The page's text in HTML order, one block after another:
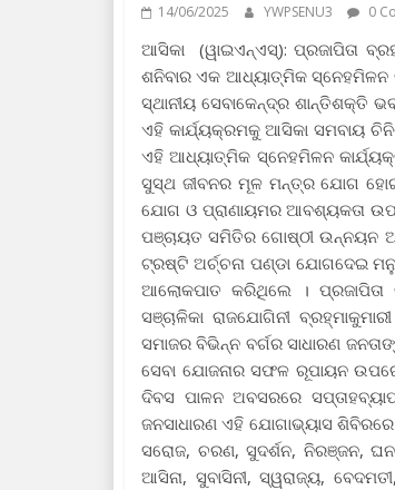
14/06/2025 YWPSENU3 0
ଆସିକା (ୱାଇଏନ୍‍ଏସ୍‍): ପ୍ରଜାପିତା
ଶନିବାର ଏକ ଆଧ୍ୟାତ୍ମିକ ସ୍ନେହମିଳନ
ସ୍ଥାନୀୟ ସେବାକେନ୍ଦ୍ର ଶାନ୍ତିଶକ୍ତି
ଏହି କାର୍ଯ୍ୟକ୍ରମକୁ ଆସିକା ସମବାୟ
ଏହି ଆଧ୍ୟାତ୍ମିକ ସ୍ନେହମିଳନ
ସୁସ୍ଥ ଜୀବନର ମୂଳ ମନ୍ତ୍ର ଯୋଗ
ଯୋଗ ଓ ପ୍ରାଣାୟମର ଆବଶ୍ୟକତା
ପଞ୍ଚାୟତ ସମିତିର ଗୋଷ୍ଠୀ ଉନ୍ନୟନ
ଟ୍ରଷ୍ଟି ଅର୍ଚ୍ଚନା ପଣ୍ଡା ଯୋଗଦେଇ
ଆଲୋକପାତ କରିଥିଲେ । ପ୍ରଜାପିତା
ସଞ୍ଚାଳିକା ରାଜଯୋଗିନୀ
ସମାଜର ବିଭିନ୍ନ ବର୍ଗର ସାଧାରଣ
ସେବା ଯୋଜନାର ସଫଳ ରୂପାୟନ
ଦିବସ ପାଳନ ଅବସରରେ
ଜନସାଧାରଣ ଏହି ଯୋଗାଭ୍ୟାସ
ସରୋଜ, ଚରଣ, ସୁଦର୍ଶନ, ନିରଞ୍ଜନ,
ଆସିନା, ସୁବାସିନୀ, ସ୍ୱରାଜ୍ୟ,